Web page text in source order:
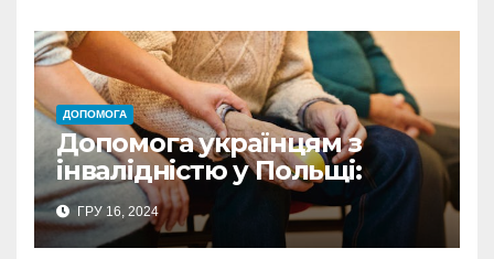
ДОПОМОГА
Допомога українцям з
інвалідністю у Польщі:
ресурси та можливості
ГРУ 16, 2024